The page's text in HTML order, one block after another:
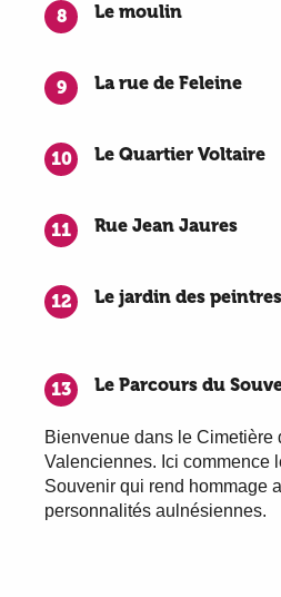
8 Le moulin
9 La rue de Feleine
10 Le Quartier Voltaire
11 Rue Jean Jaures
12 Le jardin des peintres
13 Le Parcours du
Bienvenue dans le Cimetière
Valenciennes. Ici commence
Souvenir qui rend hommage
personnalités aulnésiennes.